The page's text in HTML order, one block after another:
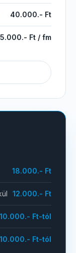
40.000.- Ft
5.000.- Ft / fm
18.000.- Ft
12.000.- Ft
10.000.- Ft-tól
10.000.- Ft-tól